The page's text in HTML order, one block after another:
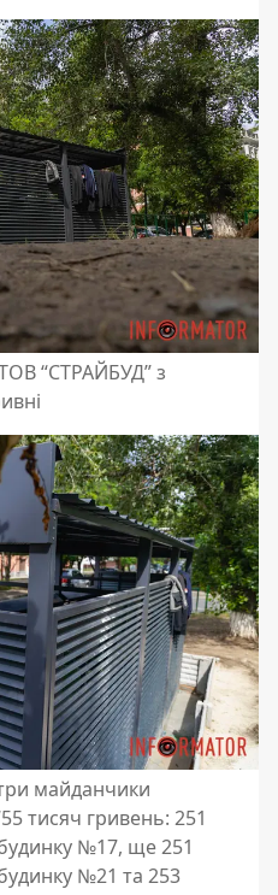
“СТРАЙБУД” з
майданчики
тисяч гривень: 251
№17, ще 251
№21 та 253